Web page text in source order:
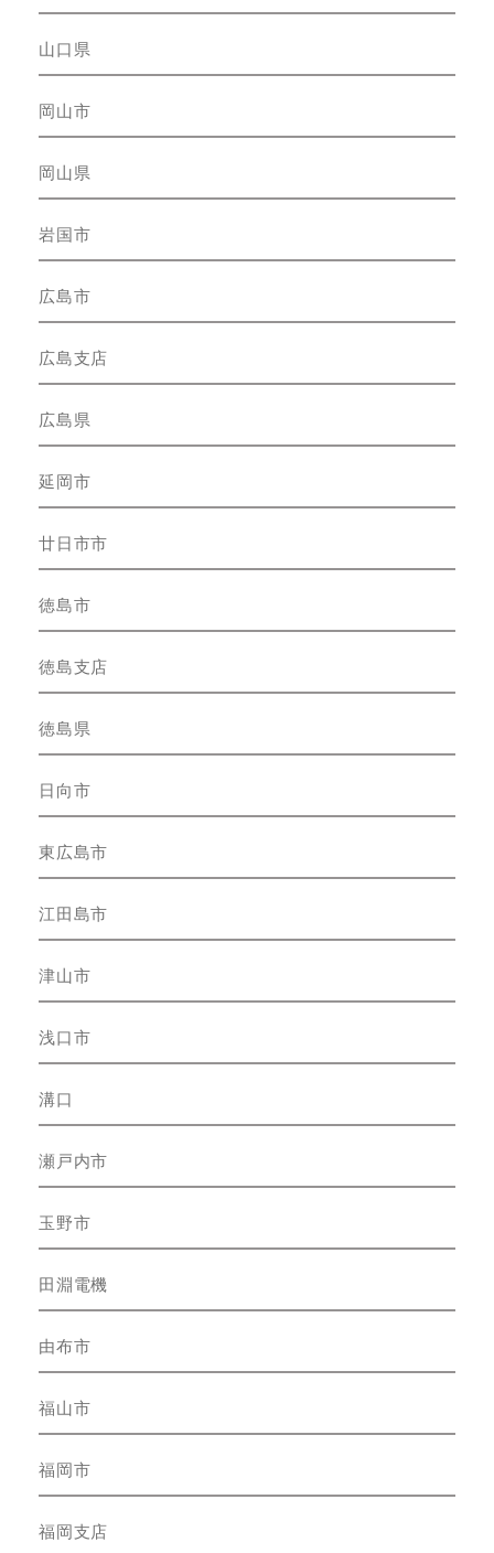
山口県
岡山市
岡山県
岩国市
広島市
広島支店
広島県
延岡市
廿日市市
徳島市
徳島支店
徳島県
日向市
東広島市
江田島市
津山市
浅口市
溝口
瀬戸内市
玉野市
田淵電機
由布市
福山市
福岡市
福岡支店